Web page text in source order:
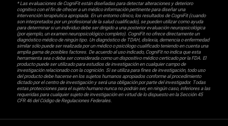
* Las evaluaciones de CogniFit están diseñadas para detectar alteraciones y deterioro
cognitivo con el fin de ofrecer a un médico información pertinente para diseñar una
intervención terapéutica apropiada. En un entorno clínico, los resultados de CogniFit (cuando
son interpretados por un profesional de la salud cualificado), se pueden utilizar como ayuda
para determinar si un individuo debe ser dirigido a una posterior evaluación neuropsicológica
(por ejemplo, un examen neuropsicológico completo). CogniFit no ofrece directamente un
diagnóstico médico de ningún tipo. Un diagnóstico de TDAH, dislexia, demencia o enfermedad
similar sólo puede ser realizada por un médico o psicólogo cualificado teniendo en cuenta una
amplia gama de posibles factores. De acuerdo al uso indicado, CogniFit no indica que esta
herramienta sea o deba ser considerada como un dispositivo médico certicado por la FDA. El
producto puede ser utilizado para estudios de investigación en cualquier campo de
investigación relacionado con la cognición. Si se utiliza para fines de investigación, todo uso
del producto debe hacerse en los sujetos humanos apropiados conforme al procedimiento
dictado por el centro de investigación y será una obligación por parte del investigador. Todas
estas protecciones para el sujeto humano nunca no podrán ser, en ningún caso, inferiores a las
requeridas para cualquier sujeto de investigación en virtud de lo dispuesto en la Sección 45
CFR 46 del Código de Regulaciones Federales.